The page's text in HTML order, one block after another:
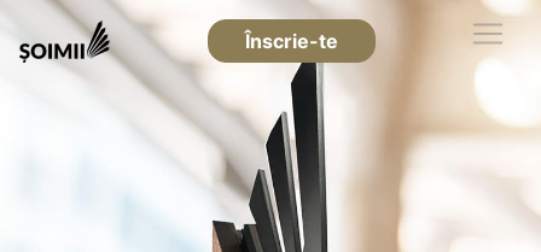
Înscrie-te